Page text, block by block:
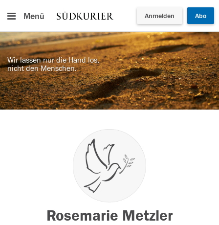
Menü Anmelden Abo
Wir lassen nur die Hand los,
nicht den Menschen.
Rosemarie Metzler